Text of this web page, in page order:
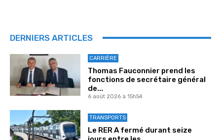
DERNIERS ARTICLES
CARRIÈRE
Thomas Fauconnier prend les
fonctions de secrétaire général
de...
6 août 2026 à 15h54
TRANSPORTS
Le RER A fermé durant seize